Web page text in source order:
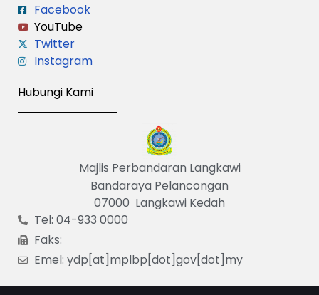
Facebook
YouTube
Twitter
Instagram
Hubungi Kami
Majlis Perbandaran Langkawi
Bandaraya Pelancongan
07000 Langkawi Kedah
Tel: 04-933 0000
Faks:
Emel: ydp[at]mplbp[dot]gov[dot]my